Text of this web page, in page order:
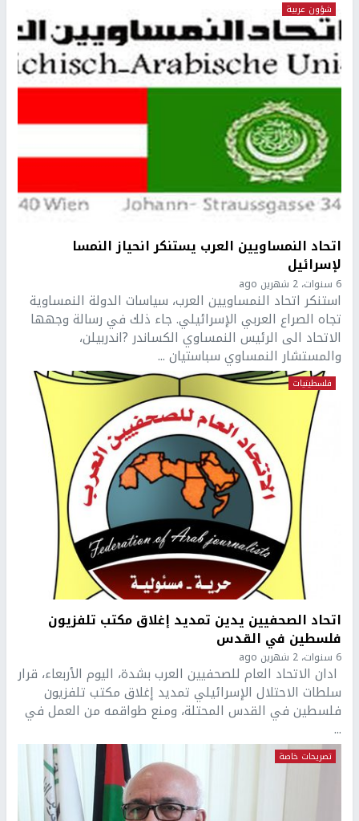
شؤون عربية
اتحاد النمساويين العرب يستنكر انحياز النمسا
لإسرائيل
6 سنوات، 2 شهرين ago
استنكر اتحاد النمساويين العرب، سياسات الدولة النمساوية
تجاه الصراع العربي الإسرائيلي. جاء ذلك في رسالة وجهها
الاتحاد الى الرئيس النمساوي الكساندر ?اندربيلن،
والمستشار النمساوي سباستيان ...
فلسطينيات
اتحاد الصحفيين يدين تمديد إغلاق مكتب تلفزيون
فلسطين في القدس
6 سنوات، 2 شهرين ago
ادان الاتحاد العام للصحفيين العرب بشدة، اليوم الأربعاء، قرار
سلطات الاحتلال الإسرائيلي تمديد إغلاق مكتب تلفزيون
فلسطين في القدس المحتلة، ومنع طواقمه من العمل في
...
تصريحات خاصة